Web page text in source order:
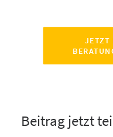
JETZT
Beitrag jetzt